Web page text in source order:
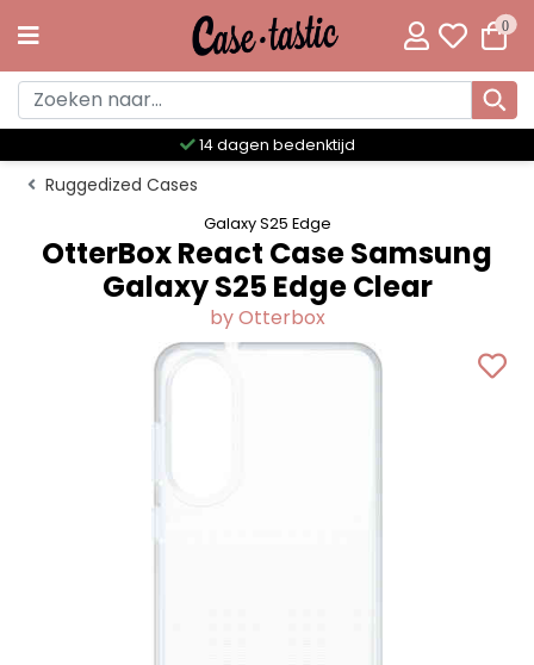
0
Meer dan 300 unieke
Ruggedized Cases
Galaxy S25 Edge
OtterBox React Case Samsung
Galaxy S25 Edge Clear
by Otterbox